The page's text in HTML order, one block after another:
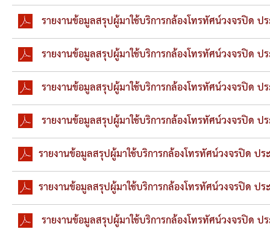
ประวัตินายก
รายการ อบจ.สัมพันธ์
กิจกรรม
ข่าวประชาสัมพันธ์
ประกาศจัดซื้อ-จัดจ้าง
ประกาศจัดซื้อ-จัดจ้างภาครัฐ
รายงานผู้ใช้บริการกล้อง CCTV
รายงานข้อมูลสรุปผู้มาใช้บริการกล้องโทรทัศน์วงจรปิด ป
รายงานข้อมูลสรุปผู้มาใช้บริการกล้องโทรทัศน์วงจรปิด
รายงานข้อมูลสรุปผู้มาใช้บริการกล้องโทรทัศน์วงจรปิด
รายงานข้อมูลสรุปผู้มาใช้บริการกล้องโทรทัศน์วงจรปิด
รายงานข้อมูลสรุปผู้มาใช้บริการกล้องโทรทัศน์วงจรปิด ป
รายงานข้อมูลสรุปผู้มาใช้บริการกล้องโทรทัศน์วงจรปิด ป
รายงานข้อมูลสรุปผู้มาใช้บริการกล้องโทรทัศน์วงจรปิด